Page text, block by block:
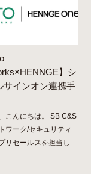
】シ
サインオン連携手
こんにちは。 SB C&S
ワーク/セキュリティ
リセールスを担当し